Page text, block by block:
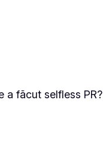
a făcut selfless PR?